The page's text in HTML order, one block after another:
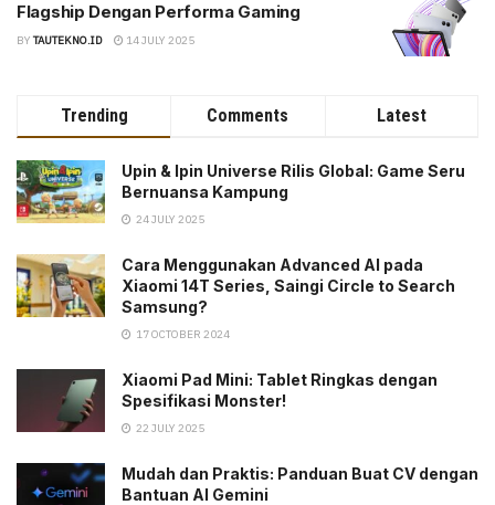
Flagship Dengan Performa Gaming
BY TAUTEKNO.ID 14 JULY 2025
Trending Comments Latest
Upin & Ipin Universe Rilis Global: Game Seru
Bernuansa Kampung
24 JULY 2025
Cara Menggunakan Advanced AI pada
Xiaomi 14T Series, Saingi Circle to Search
Samsung?
17 OCTOBER 2024
Xiaomi Pad Mini: Tablet Ringkas dengan
Spesifikasi Monster!
22 JULY 2025
Mudah dan Praktis: Panduan Buat CV dengan
Bantuan AI Gemini